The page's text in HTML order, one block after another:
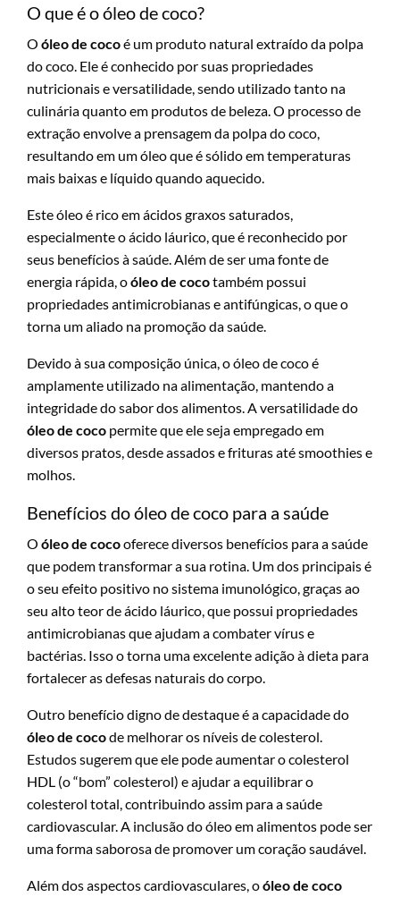
O que é o óleo de coco?
O óleo de cocoé um produto natural extraído da polpa
do coco. Ele é conhecido por suas propriedades
nutricionais e versatilidade, sendo utilizado tanto na
culinária quanto em produtos de beleza. O processo de
extração envolve a prensagem da polpa do coco,
resultando em um óleo que é sólido em temperaturas
mais baixas e líquido quando aquecido.
Este óleo é rico em ácidos graxos saturados,
especialmente o ácido láurico, que é reconhecido por
seus benefícios à saúde. Além de ser uma fonte de
energia rápida, oóleo de cocotambém possui
propriedades antimicrobianas e antifúngicas, o que o
torna um aliado na promoção da saúde.
Devido à sua composição única, o óleo de coco é
amplamente utilizado na alimentação, mantendo a
integridade do sabor dos alimentos. A versatilidade do
óleo de coco permite que ele seja empregado em
diversos pratos, desde assados e frituras até smoothies e
molhos.
Benefícios do óleo de coco para a saúde
O óleo de cocooferece diversos benefícios para a saúde
que podem transformar a sua rotina. Um dos principais é
o seu efeito positivo no sistema imunológico, graças ao
seu alto teor de ácido láurico, que possui propriedades
antimicrobianas que ajudam a combater vírus e
bactérias. Isso o torna uma excelente adição à dieta para
fortalecer as defesas naturais do corpo.
Outro benefício digno de destaque é a capacidade do
óleo de cocode melhorar os níveis de colesterol.
Estudos sugerem que ele pode aumentar o colesterol
HDL (o “bom” colesterol) e ajudar a equilibrar o
colesterol total, contribuindo assim para a saúde
cardiovascular. A inclusão do óleo em alimentos pode ser
uma forma saborosa de promover um coração saudável.
Além dos aspectos cardiovasculares, oóleo de coco